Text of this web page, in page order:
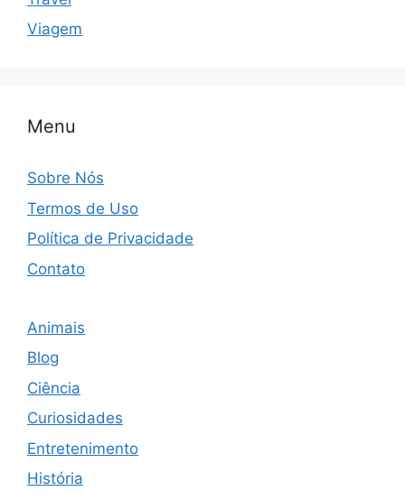
Viagem
Menu
Sobre Nós
Termos de Uso
Política de Privacidade
Contato
Animais
Blog
Ciência
Curiosidades
Entretenimento
História